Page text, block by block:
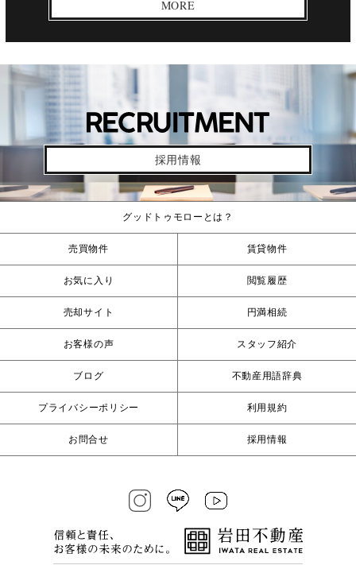
MORE
採用情報
グッドトゥモローとは？
売買物件 賃貸物件
お気に入り 閲覧履歴
売却サイト 円満相続
お客様の声 スタッフ紹介
ブログ 不動産用語辞典
プライバシーポリシー 利用規約
お問合せ 採用情報